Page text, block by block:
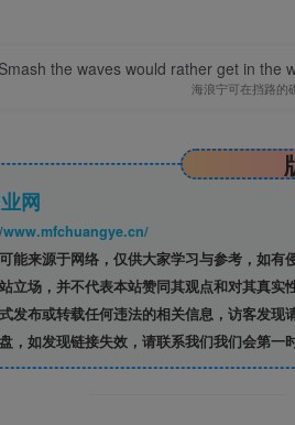
Smash the waves would rather get in the
海浪宁可在挡路的
网
能来源于网络，仅供大家学习与参考，如有
立场，并不代表本站赞同其观点和对其真实
发布或转载任何违法的相关信息，访客发现
，如发现链接失效，请联系我们我们会第一